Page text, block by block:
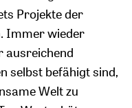
Projekte der
Immer wieder
ausreichend
selbst befähigt sind,
Welt zu